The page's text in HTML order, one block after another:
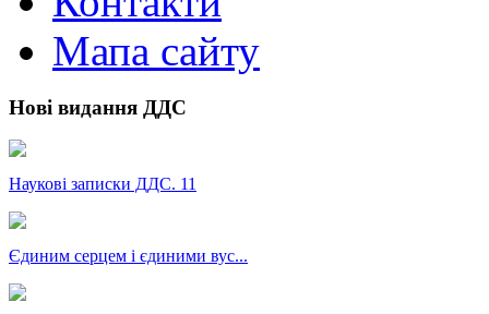
Мапа сайту
Нові видання ДДС
Наукові записки ДДС. 11
Єдиним серцем і єдиними вус...